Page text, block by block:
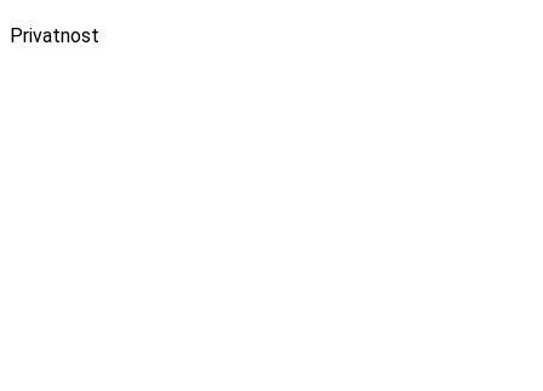
Privatnost